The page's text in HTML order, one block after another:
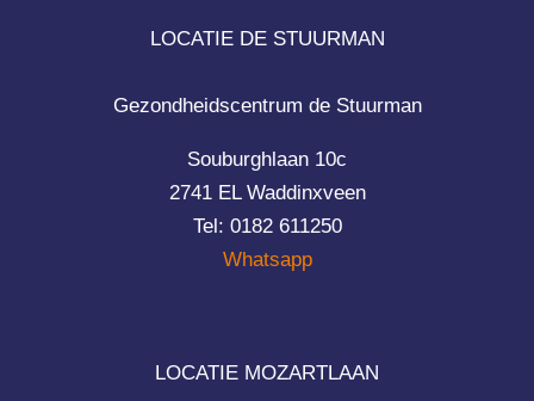
LOCATIE DE STUURMAN
Gezondheidscentrum de Stuurman
Souburghlaan 10c
2741 EL Waddinxveen
Tel: 0182 611250
Whatsapp
LOCATIE MOZARTLAAN